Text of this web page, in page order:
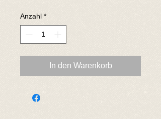
Anzahl *
In den Warenkorb